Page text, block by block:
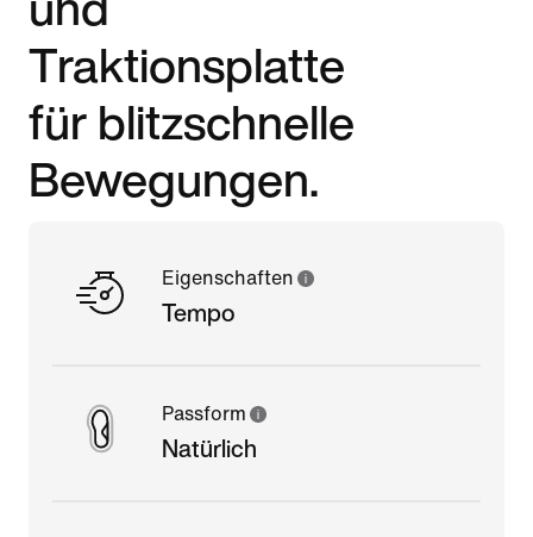
Traktionsplatte
für blitzschnelle
Bewegungen.
Eigenschaften
Tempo
Passform
Natürlich